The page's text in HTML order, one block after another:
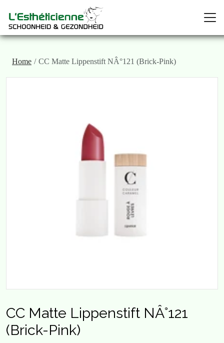
Home CC Matte Lippenstift NÂ°121 (Brick-Pink)
CC Matte Lippenstift NÂ°121
(Brick-Pink)